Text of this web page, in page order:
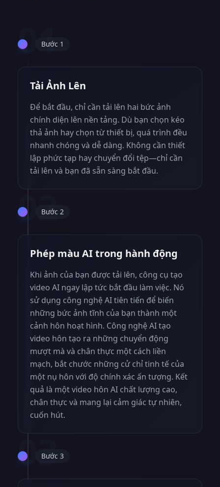
01
Bước 1
Tải Ảnh Lên
Để bắt đầu, chỉ cần tải lên hai bức ảnh
chính diện lên nền tảng. Dù bạn chọn kéo
thả ảnh hay chọn từ thiết bị, quá trình đều
nhanh chóng và dễ dàng. Không cần thiết
lập phức tạp hay chuyển đổi tệp—chỉ cần
tải lên và bạn đã sẵn sàng bắt đầu.
02
Bước 2
Phép màu AI trong hành động
Khi ảnh của bạn được tải lên, công cụ tạo
video AI ngay lập tức bắt đầu làm việc. Nó
sử dụng công nghệ AI tiên tiến để biến
những bức ảnh tĩnh của bạn thành một
cảnh hôn hoạt hình. Công nghệ AI tạo
video hôn tạo ra những chuyển động
mượt mà và chân thực một cách liền
mạch, bắt chước những cử chỉ tinh tế của
một nụ hôn với độ chính xác ấn tượng. Kết
quả là một video hôn AI chất lượng cao,
chân thực và mang lại cảm giác tự nhiên,
cuốn hút.
03
Bước 3